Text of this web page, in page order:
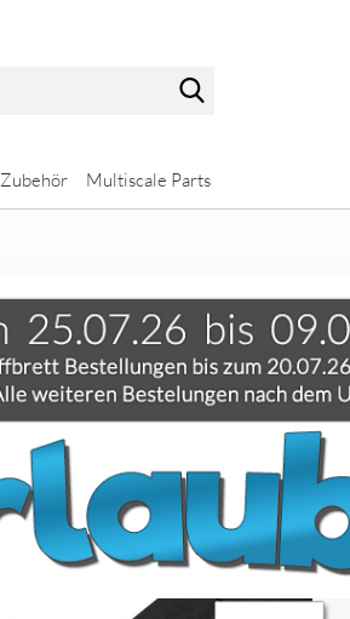
Zubehör
Potis mit glatter Achse
Potis mit geriffelter Achse
Potiknöpfe für glatte
Multiscale Parts
Multiscale Bass
Multiscale Gitarre